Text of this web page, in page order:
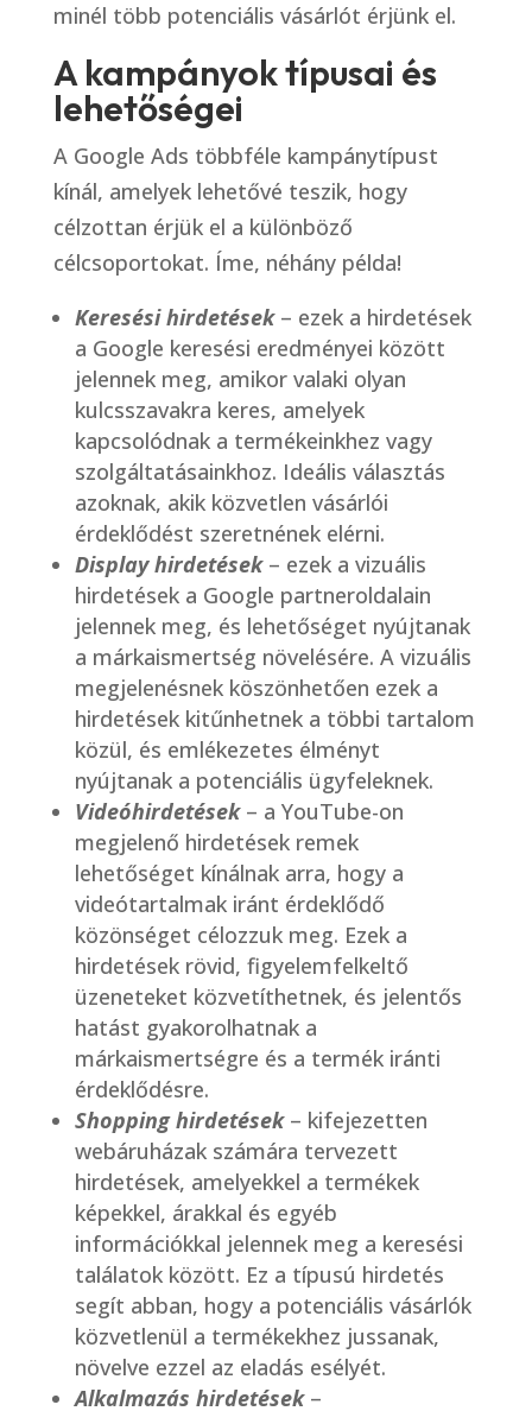
minél több potenciális vásárlót érjünk el.
A kampányok típusai és
lehetőségei
A Google Ads többféle kampánytípust
kínál, amelyek lehetővé teszik, hogy
célzottan érjük el a különböző
célcsoportokat. Íme, néhány példa!
Keresési hirdetések– ezek a hirdetések
a Google keresési eredményei között
jelennek meg, amikor valaki olyan
kulcsszavakra keres, amelyek
kapcsolódnak a termékeinkhez vagy
szolgáltatásainkhoz. Ideális választás
azoknak, akik közvetlen vásárlói
érdeklődést szeretnének elérni.
Display hirdetések– ezek a vizuális
hirdetések a Google partneroldalain
jelennek meg, és lehetőséget nyújtanak
a márkaismertség növelésére. A vizuális
megjelenésnek köszönhetően ezek a
hirdetések kitűnhetnek a többi tartalom
közül, és emlékezetes élményt
nyújtanak a potenciális ügyfeleknek.
Videóhirdetések– a YouTube-on
megjelenő hirdetések remek
lehetőséget kínálnak arra, hogy a
videótartalmak iránt érdeklődő
közönséget célozzuk meg. Ezek a
hirdetések rövid, figyelemfelkeltő
üzeneteket közvetíthetnek, és jelentős
hatást gyakorolhatnak a
márkaismertségre és a termék iránti
érdeklődésre.
Shopping hirdetések– kifejezetten
webáruházak számára tervezett
hirdetések, amelyekkel a termékek
képekkel, árakkal és egyéb
információkkal jelennek meg a keresési
találatok között. Ez a típusú hirdetés
segít abban, hogy a potenciális vásárlók
közvetlenül a termékekhez jussanak,
növelve ezzel az eladás esélyét.
Alkalmazás hirdetések–